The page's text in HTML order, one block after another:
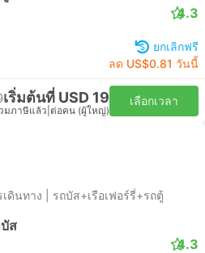
4.3
ยกเลิกฟรี
ลด US$0.81 วันนี้
เริ่มต้นที่ USD 19
มภาษีแล้ว ต่อคน (ผู้ใหญ่)
เลือกเวลา
ดินทาง | รถบัส+เรือเฟอร์รี่+รถตู้
ส
4.3